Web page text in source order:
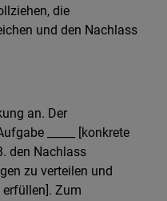
die
und den Nachlass
an. Der
_____ [konkrete
den Nachlass
zu verteilen und
Zum